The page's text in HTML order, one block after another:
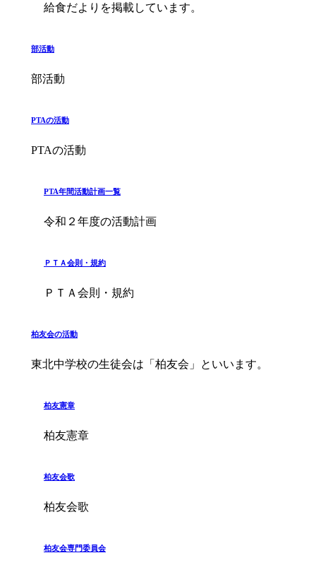
給食だよりを掲載しています。
部活動
部活動
PTAの活動
PTAの活動
PTA年間活動計画一覧
令和２年度の活動計画
ＰＴＡ会則・規約
ＰＴＡ会則・規約
柏友会の活動
東北中学校の生徒会は「柏友会」といいます。
柏友憲章
柏友憲章
柏友会歌
柏友会歌
柏友会専門委員会